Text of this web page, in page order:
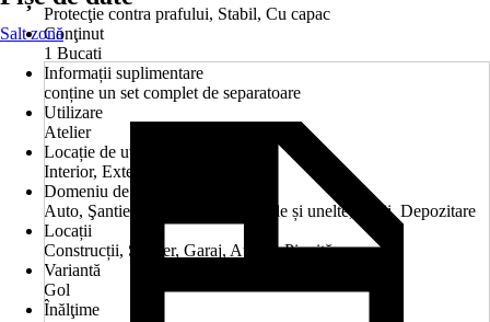
Protecţie contra prafului, Stabil, Cu capac
Conţinut
1 Bucati
Informații suplimentare
conține un set complet de separatoare
Utilizare
Atelier
Locație de utilizare
Interior, Exterior
Domeniu de utilizare
Auto, Şantier, Garaj, Cutie de scule și unelte, Cutii, Depozitare
Locații
Construcții, Şantier, Garaj, Atelier, Pivniță
Variantă
Gol
Înălţime
Salt zonă